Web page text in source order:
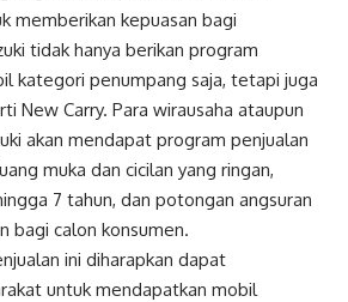
memberikan kepuasan bagi
tidak hanya berikan program
kategori penumpang saja, tetapi juga
New Carry. Para wirausaha ataupun
akan mendapat program penjualan
muka dan cicilan yang ringan,
7 tahun, dan potongan angsuran
bagi calon konsumen.
ini diharapkan dapat
untuk mendapatkan mobil